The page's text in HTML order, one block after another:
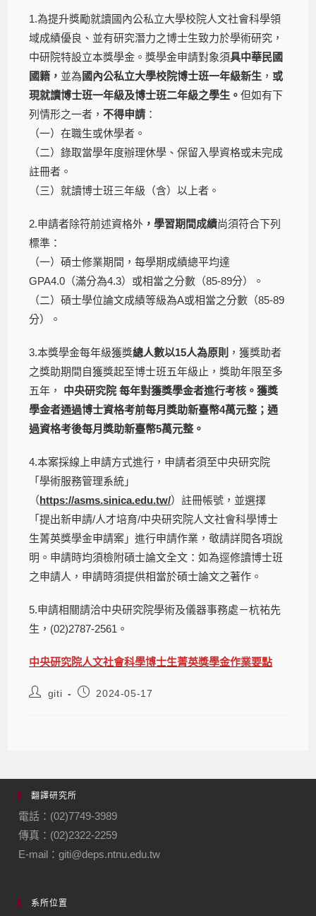
1.為提升獎勵就讀國內公私立大學校院人文社會科學領
域成績優良、並有研究潛力之博士生致力於學術研究，
中研院特設立本獎學金。獎學金申請對象須具中華民國
國籍， 並為 國內公私立大學校院博士班一年級新生 ， 或
現就讀博士班一年級及博士班二年級之學生。但如有下
列情形之一者，不得申請 ：
（一）在職生或休學者。
（二）錄取當學年度辦理休學、保留入學資格或未完成
註冊者。
（三）就讀博士班三年級（含）以上者。
2.申請者除符前述資格外 ，學習期間成績尚須符合下列
標準：
（一）碩士修業期間，每學期成績總平均達
GPA4.0（滿分為4.3）或相當之分數（85-89分）。
（二）碩士學位論文成績等級為A或相當之分數（85-89
分）。
3.本獎學金每年級獲獎總人數以15人為原則 ，獲獎助者
之獎助期間自獲獎起至博士班五年級止，獎助年限至多
五年，
中央研究院 每年對獲獎學金者進行考核。獲獎
學金者通過博士資格考前每月獎助新臺幣4萬元整；通
過資格考後每月獎助新臺幣5萬元整。
4.本案採線上申請方式進行，申請者須至中央研究院
「學術服務管理系統」
（https://asms.sinica.edu.tw/）註冊帳號，並選擇
「提出新申請/人才培育/中央研究院人文社會科學博士
生菁英獎學金申請案」進行申請作業，敬請詳閱各項說
明。申請時均須檢附碩士論文全文：如為逕修讀博士班
之申請人，申請時須提供相當於碩士論文之著作。
5.申請相關請洽中央研究院學術及儀器事務處－杭祐先
生，(02)2787-2561。
中央研究院人文社會科學博士生菁英獎學金作業要點
giti 2024-05-17
翻譯研究所
電話：(02)7749-3989
傳真：(02)2322-2259
E-mail：giti@deps.ntnu.edu.tw
系所位置